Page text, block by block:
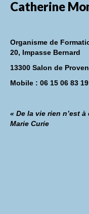
Catherine
Organisme de
20, Impasse Bernard
13300 Salon de
Mobile : 06 15 06 83 19
« De la vie rien n’est
Marie Curie